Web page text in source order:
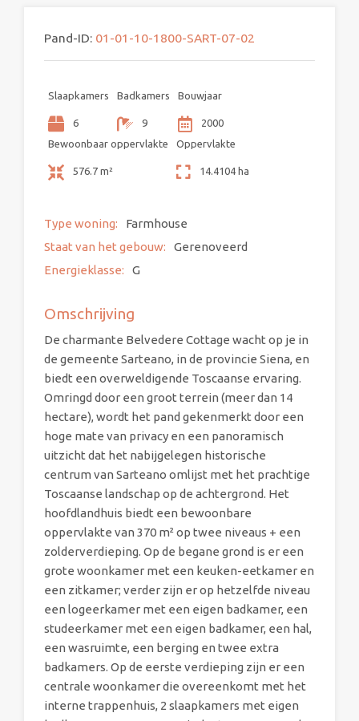
Pand-ID: 01-01-10-1800-SART-07-02
Slaapkamers
6
Badkamers
9
Bouwjaar
2000
Bewoonbaar oppervlakte
576.7 m²
Oppervlakte
14.4104 ha
Type woning:
Farmhouse
Staat van het gebouw:
Gerenoveerd
Energieklasse:
G
Omschrijving
De charmante Belvedere Cottage wacht op je in
de gemeente Sarteano, in de provincie Siena, en
biedt een overweldigende Toscaanse ervaring.
Omringd door een groot terrein (meer dan 14
hectare), wordt het pand gekenmerkt door een
hoge mate van privacy en een panoramisch
uitzicht dat het nabijgelegen historische
centrum van Sarteano omlijst met het prachtige
Toscaanse landschap op de achtergrond. Het
hoofdlandhuis biedt een bewoonbare
oppervlakte van 370 m² op twee niveaus + een
zolderverdieping. Op de begane grond is er een
grote woonkamer met een keuken-eetkamer en
een zitkamer; verder zijn er op hetzelfde niveau
een logeerkamer met een eigen badkamer, een
studeerkamer met een eigen badkamer, een hal,
een wasruimte, een berging en twee extra
badkamers. Op de eerste verdieping zijn er een
centrale woonkamer die overeenkomt met het
interne trappenhuis, 2 slaapkamers met eigen